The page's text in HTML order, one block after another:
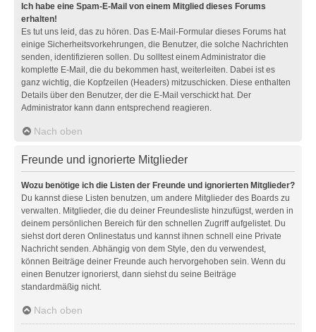
Ich habe eine Spam-E-Mail von einem Mitglied dieses Forums
erhalten!
Es tut uns leid, das zu hören. Das E-Mail-Formular dieses Forums hat
einige Sicherheitsvorkehrungen, die Benutzer, die solche Nachrichten
senden, identifizieren sollen. Du solltest einem Administrator die
komplette E-Mail, die du bekommen hast, weiterleiten. Dabei ist es
ganz wichtig, die Kopfzeilen (Headers) mitzuschicken. Diese enthalten
Details über den Benutzer, der die E-Mail verschickt hat. Der
Administrator kann dann entsprechend reagieren.
Nach oben
Freunde und ignorierte Mitglieder
Wozu benötige ich die Listen der Freunde und ignorierten Mitglieder?
Du kannst diese Listen benutzen, um andere Mitglieder des Boards zu
verwalten. Mitglieder, die du deiner Freundesliste hinzufügst, werden in
deinem persönlichen Bereich für den schnellen Zugriff aufgelistet. Du
siehst dort deren Onlinestatus und kannst ihnen schnell eine Private
Nachricht senden. Abhängig von dem Style, den du verwendest,
können Beiträge deiner Freunde auch hervorgehoben sein. Wenn du
einen Benutzer ignorierst, dann siehst du seine Beiträge
standardmäßig nicht.
Nach oben